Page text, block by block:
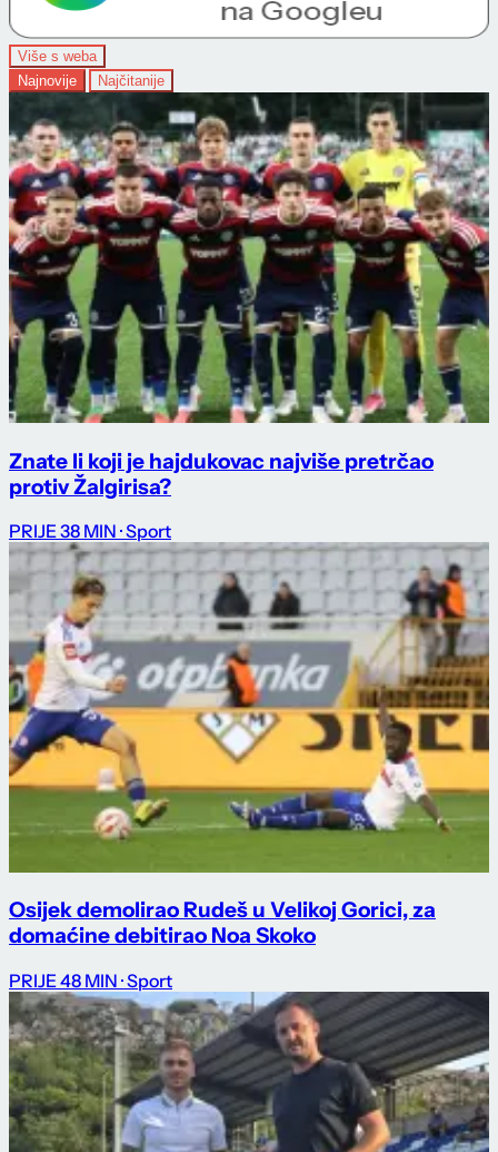
Više s weba
Najnovije
Najčitanije
Znate li koji je hajdukovac najviše pretrčao
protiv Žalgirisa?
PRIJE 38 MIN · Sport
Osijek demolirao Rudeš u Velikoj Gorici, za
domaćine debitirao Noa Skoko
PRIJE 48 MIN · Sport